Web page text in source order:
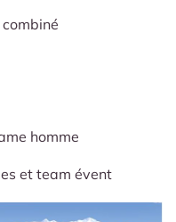
homme
et team évent